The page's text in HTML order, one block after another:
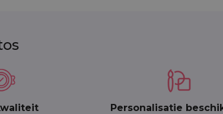
personalisatie en de hoge kwaliteit van de
Personalisatie